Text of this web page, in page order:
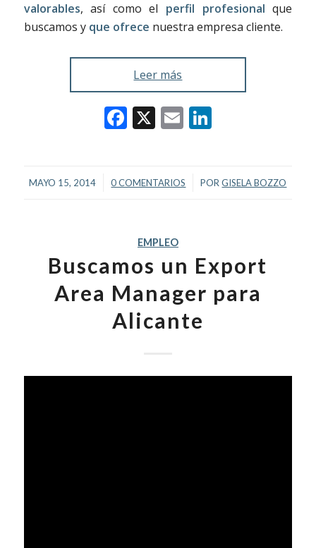
valorables, así como el perfil profesional que
buscamos y que ofrece nuestra empresa cliente.
Leer más
Facebook
X EmailLinkedIn
MAYO 15, 2014
/ 0 COMENTARIOS
/ PORGISELA BOZZO
EMPLEO
Buscamos un Export
Area Manager para
Alicante